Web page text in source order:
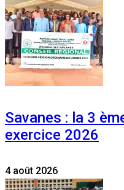
Savanes : la 3
exercice 2026
4 août 2026